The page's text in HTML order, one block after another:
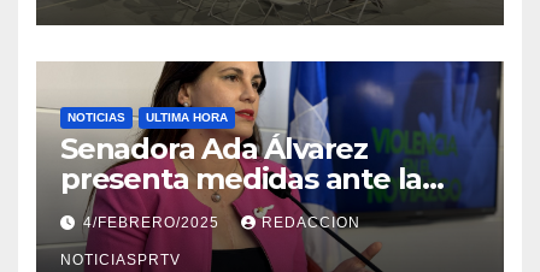
NOTICIAS ULTIMA HORA
Senadora Ada Álvarez
presenta medidas ante la
violencia en el noviazgo
4/FEBRERO/2025 REDACCION
NOTICIASPRTV